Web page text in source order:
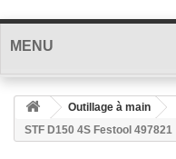
MENU
Outillage à main
STF D150 4S Festool 497821